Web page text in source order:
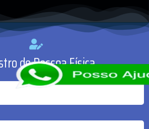
de Pessoa Física